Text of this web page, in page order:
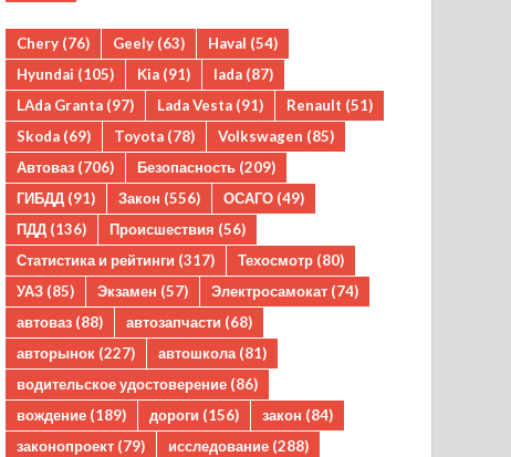
Chery (76) Geely (63) Haval (54)
Hyundai (105) Kia (91) lada (87)
LAda Granta (97) Lada Vesta (91) Renault (51)
Skoda (69) Toyota (78) Volkswagen (85)
Автоваз (706) Безопасность (209)
ГИБДД (91) Закон (556) ОСАГО (49)
ПДД (136) Происшествия (56)
Статистика и рейтинги (317) Техосмотр (80)
УАЗ (85) Экзамен (57) Электросамокат (74)
автоваз (88) автозапчасти (68)
авторынок (227) автошкола (81)
водительское удостоверение (86)
вождение (189) дороги (156) закон (84)
законопроект (79) исследование (288)